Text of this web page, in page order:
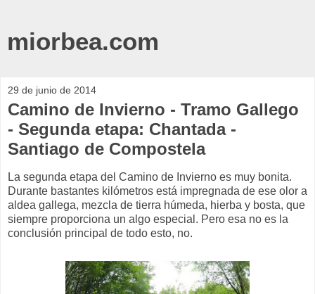
miorbea.com
29 de junio de 2014
Camino de Invierno - Tramo Gallego
- Segunda etapa: Chantada -
Santiago de Compostela
La segunda etapa del Camino de Invierno es muy bonita.
Durante bastantes kilómetros está impregnada de ese olor a
aldea gallega, mezcla de tierra húmeda, hierba y bosta, que
siempre proporciona un algo especial. Pero esa no es la
conclusión principal de todo esto, no.